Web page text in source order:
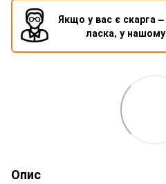
Якщо у вас є скарга –
ласка, у нашому
Опис